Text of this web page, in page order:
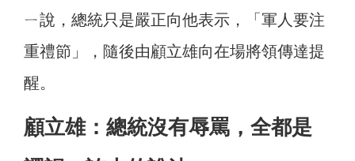
ㄧ說，總統只是嚴正向他表示，「軍人要注
重禮節」，隨後由顧立雄向在場將領傳達提
醒。
顧立雄：總統沒有辱罵，全都是